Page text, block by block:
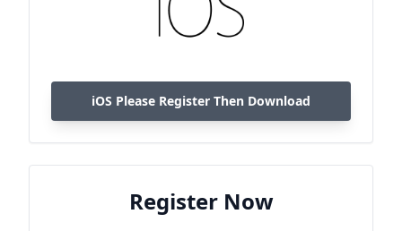
iOS Please Register Then Download
Register Now